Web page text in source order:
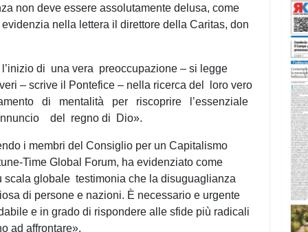
non deve essere assolutamente delusa, come
nella lettera il direttore della Caritas, don
l’inizio di una vera preoccupazione – si legge
– scrive il Pontefice – nella ricerca del
loro vero
di mentalità per riscoprire
l’essenziale
del regno di Dio».
i membri del Consiglio per un Capitalismo
Time Global Forum, ha evidenziato come
scala globale testimonia che la disuguaglianza
di persone e nazioni. È necessario e urgente
e in grado di rispondere alle sfide più radicali
ad affrontare».
nel
I
agli
per